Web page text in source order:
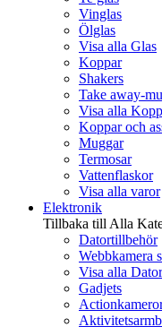
Vinglas
Ölglas
Visa alla Glas
Koppar
Shakers
Take away-
Visa alla
Koppar och
Muggar
Termosar
Vattenflaskor
Visa alla varor
Elektronik
Tillbaka till Alla
Datortillbehör
Webbkamera
Visa alla
Gadjets